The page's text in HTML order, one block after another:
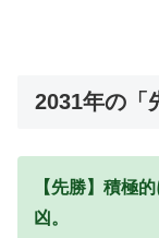
2031年の「
【先勝】積極
凶。